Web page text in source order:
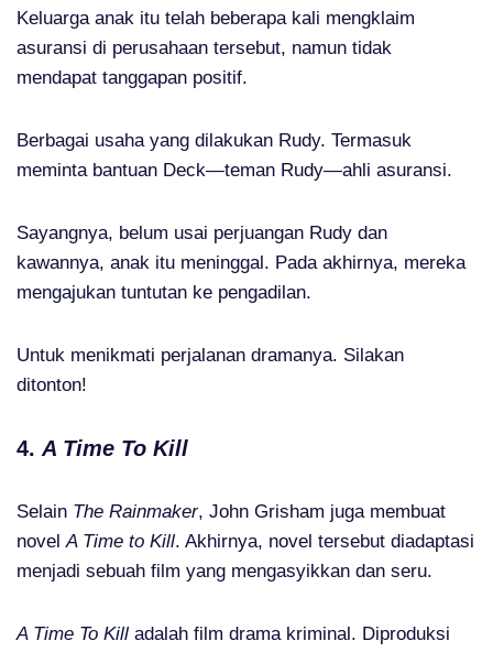
Keluarga anak itu telah beberapa kali mengklaim
asuransi di perusahaan tersebut, namun tidak
mendapat tanggapan positif.
Berbagai usaha yang dilakukan Rudy. Termasuk
meminta bantuan Deck—teman Rudy—ahli asuransi.
Sayangnya, belum usai perjuangan Rudy dan
kawannya, anak itu meninggal. Pada akhirnya, mereka
mengajukan tuntutan ke pengadilan.
Untuk menikmati perjalanan dramanya. Silakan
ditonton!
4. A Time To Kill
Selain The Rainmaker, John Grisham juga membuat
novelA Time to Kill. Akhirnya, novel tersebut diadaptasi
menjadi sebuah film yang mengasyikkan dan seru.
A Time To Kill adalah film drama kriminal. Diproduksi